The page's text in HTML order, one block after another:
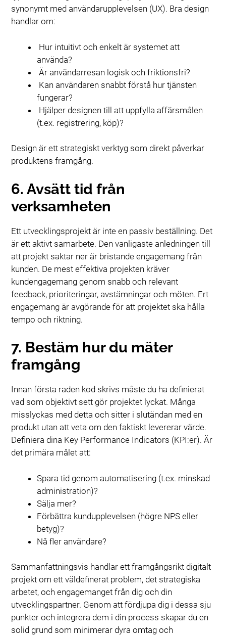
synonymt med användarupplevelsen (UX). Bra design
handlar om:
Hur intuitivt och enkelt är systemet att
använda?
Är användarresan logisk och friktionsfri?
Kan användaren snabbt förstå hur tjänsten
fungerar?
Hjälper designen till att uppfylla affärsmålen
(t.ex. registrering, köp)?
Design är ett strategiskt verktyg som direkt påverkar
produktens framgång.
6. Avsätt tid från
verksamheten
Ett utvecklingsprojekt är inte en passiv beställning. Det
är ett aktivt samarbete. Den vanligaste anledningen till
att projekt saktar ner är bristande engagemang från
kunden. De mest effektiva projekten kräver
kundengagemang genom snabb och relevant
feedback, prioriteringar, avstämningar och möten. Ert
engagemang är avgörande för att projektet ska hålla
tempo och riktning.
7. Bestäm hur du mäter
framgång
Innan första raden kod skrivs måste du ha definierat
vad som objektivt sett gör projektet lyckat. Många
misslyckas med detta och sitter i slutändan med en
produkt utan att veta om den faktiskt levererar värde.
Definiera dina Key Performance Indicators (KPI:er). Är
det primära målet att:
Spara tid genom automatisering (t.ex. minskad
administration)?
Sälja mer?
Förbättra kundupplevelsen (högre NPS eller
betyg)?
Nå fler användare?
Sammanfattningsvis handlar ett framgångsrikt digitalt
projekt om ett väldefinerat problem, det strategiska
arbetet, och engagemanget från dig och din
utvecklingspartner. Genom att fördjupa dig i dessa sju
punkter och integrera dem i din process skapar du en
solid grund som minimerar dyra omtag och